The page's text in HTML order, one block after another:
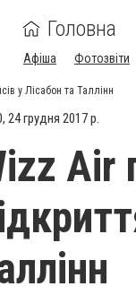
Головна
Афіша Фотозвіти
у Лісабон та Таллінн
24 грудня 2017 р.
Air